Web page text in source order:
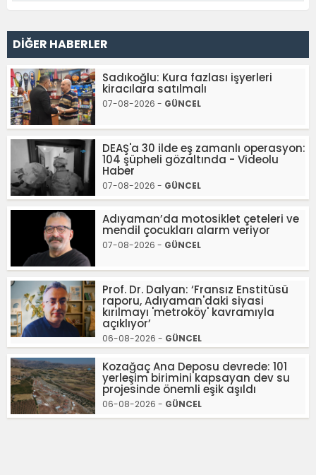
DİĞER HABERLER
Sadıkoğlu: Kura fazlası işyerleri
kiracılara satılmalı
07-08-2026 - GÜNCEL
DEAŞ'a 30 ilde eş zamanlı operasyon:
104 şüpheli gözaltında - Videolu
Haber
07-08-2026 - GÜNCEL
Adıyaman’da motosiklet çeteleri ve
mendil çocukları alarm veriyor
07-08-2026 - GÜNCEL
Prof. Dr. Dalyan: ‘Fransız Enstitüsü
raporu, Adıyaman'daki siyasi
kırılmayı 'metroköy' kavramıyla
açıklıyor’
06-08-2026 - GÜNCEL
Kozağaç Ana Deposu devrede: 101
yerleşim birimini kapsayan dev su
projesinde önemli eşik aşıldı
06-08-2026 - GÜNCEL